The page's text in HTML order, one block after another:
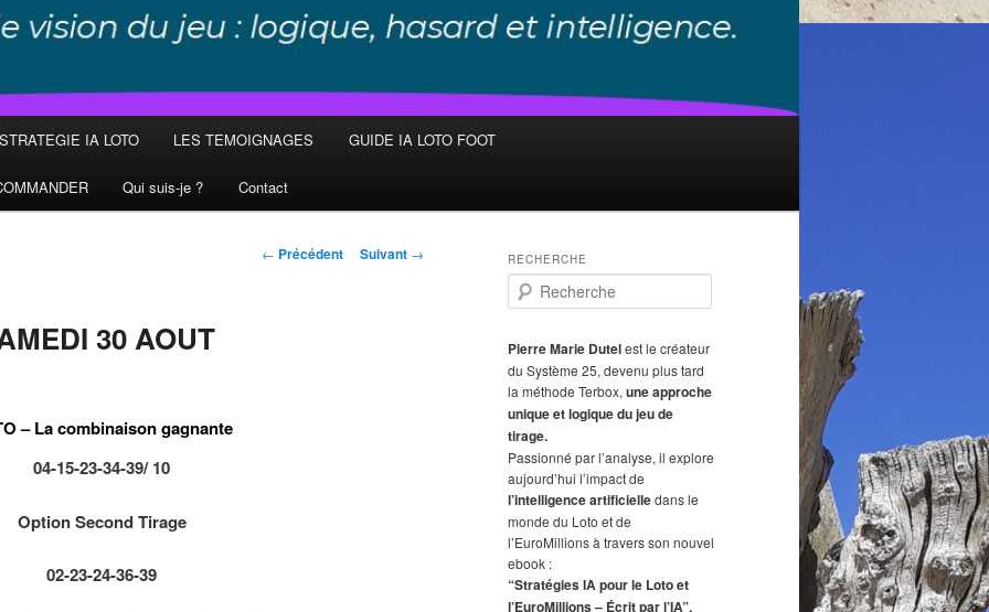
STRATEGIE IA LOTO LES TEMOIGNAGES GUIDE IA LOTO FOOT
Qui suis-je ? Contact
Navigation
← Précédent Suivant →
30 AOUT
– La combinaison gagnante
04-15-23-34-39/ 10
Option Second Tirage
02-23-24-36-39
RECHERCHE
e
h
e
r
c
h
e
Pierre Marie Dutelest le créateur
du Système 25, devenu plus tard
la méthode Terbox, une approche
unique et logique du jeu de
tirage.
Passionné par l’analyse, il explore
aujourd’hui l’impact de
l’intelligence artificielledans le
monde du Loto et de
l’EuroMillions à travers son nouvel
ebook :
“Stratégies IA pour le Loto et
l’EuroMillions – Écrit par l’IA”.